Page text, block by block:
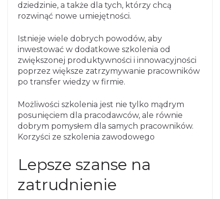
dziedzinie, a także dla tych, którzy chcą
rozwinąć nowe umiejętności.
Istnieje wiele dobrych powodów, aby
inwestować w dodatkowe szkolenia od
zwiększonej produktywności i innowacyjności
poprzez większe zatrzymywanie pracowników
po transfer wiedzy w firmie.
Możliwości szkolenia jest nie tylko mądrym
posunięciem dla pracodawców, ale równie
dobrym pomysłem dla samych pracowników.
Korzyści ze szkolenia zawodowego
Lepsze szanse na
zatrudnienie